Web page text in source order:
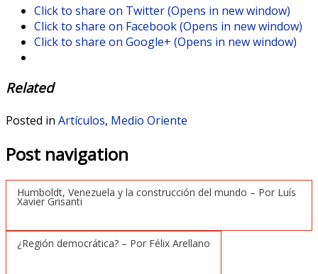
Click to share on Twitter (Opens in new window)
Click to share on Facebook (Opens in new window)
Click to share on Google+ (Opens in new window)
Related
Posted in Artículos, Medio Oriente
Post navigation
Humboldt, Venezuela y la construcción del mundo – Por Luís
Xavier Grisanti
¿Región democrática? – Por Félix Arellano